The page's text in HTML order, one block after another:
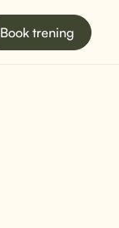
Book trening